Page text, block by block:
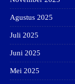
Agustus 2025
Juli 2025
Juni 2025
Mei 2025